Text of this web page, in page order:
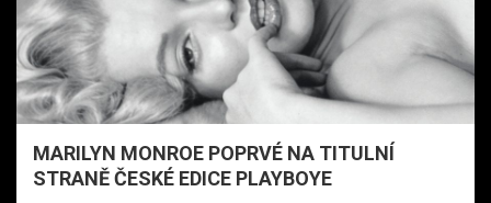
MARILYN MONROE POPRVÉ NA TITULNÍ
STRANĚ ČESKÉ EDICE PLAYBOYE